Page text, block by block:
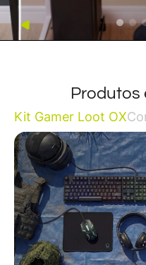
Produtos
Kit Gamer Loot OX